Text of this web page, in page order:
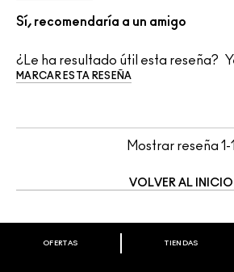
Sí, recomendaría a un amigo
¿Le ha resultado útil esta reseña?
MARCAR ESTA RESEÑA
Mostrar reseña 1-1
VOLVER AL INICIO
BIENVENIDO A M·A·C
OFERTAS TIENDAS